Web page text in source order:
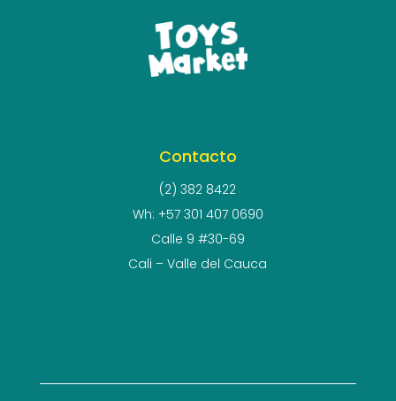
Contacto
(2) 382 8422
Wh: +57 301 407 0690
Calle 9 #30-69
Cali – Valle del Cauca